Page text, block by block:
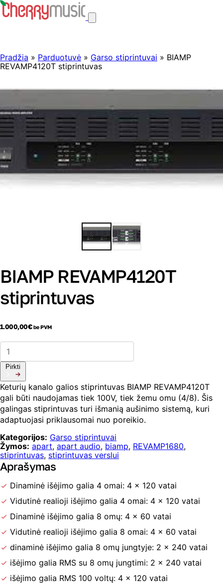
Pradžia » Parduotuvė » Garso stiprintuvai » BIAMP
REVAMP4120T stiprintuvas
BIAMP REVAMP4120T
stiprintuvas
1.000,00€ be PVM
produkto
kiekis:
BIAMP
REVAMP4120T
stiprintuvas
Pirkti
Keturių kanalo galios stiprintuvas BIAMP REVAMP4120T
gali būti naudojamas tiek 100V, tiek žemu omu (4/8). Šis
galingas stiprintuvas turi išmanią aušinimo sistemą, kuri
adaptuojasi priklausomai nuo poreikio.
Kategorijos: Garso stiprintuvai
Žymos: apart, apart audio, biamp, REVAMP1680,
stiprintuvas, stiprintuvas verslui
Aprašymas
Dinaminė išėjimo galia 4 omai: 4 x 120 vatai
Vidutinė realioji išėjimo galia 4 omai: 4 x 120 vatai
Dinaminė išėjimo galia 8 omų: 4 x 60 vatai
Vidutinė realioji išėjimo galia 8 omai: 4 x 60 vatai
dinaminė išėjimo galia 8 omų jungtyje: 2 x 240 vatai
išėjimo galia RMS su 8 omų jungtimi: 2 x 240 vatai
išėjimo galia RMS 100 voltų: 4 x 120 vatai